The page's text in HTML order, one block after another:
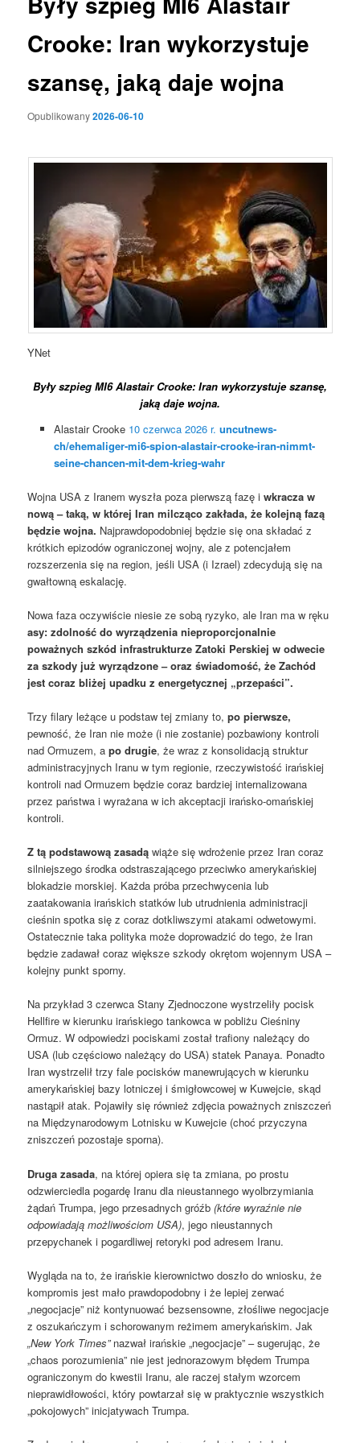
Crooke: Iran wykorzystuje
szansę, jaką daje wojna
Opublikowany2026-06-10
YNet
Były szpieg MI6 Alastair Crooke: Iran wykorzystuje szansę,
jaką daje wojna.
Alastair Crooke 10 czerwca 2026 r. uncutnews-
ch/ehemaliger-mi6-spion-alastair-crooke-iran-nimmt-
seine-chancen-mit-dem-krieg-wahr
Wojna USA z Iranem wyszła poza pierwszą fazę iwkracza w
nową – taką, w której Iran milcząco zakłada, że ​​kolejną fazą
będzie wojna. Najprawdopodobniej będzie się ona składać z
krótkich epizodów ograniczonej wojny, ale z potencjałem
rozszerzenia się na region, jeśli USA (i Izrael) zdecydują się na
gwałtowną eskalację.
Nowa faza oczywiście niesie ze sobą ryzyko, ale Iran ma w ręku
asy: zdolność do wyrządzenia nieproporcjonalnie
poważnych szkód infrastrukturze Zatoki Perskiej w odwecie
za szkody już wyrządzone – oraz świadomość, że Zachód
jest coraz bliżej upadku z energetycznej „przepaści”.
Trzy filary leżące u podstaw tej zmiany to,po pierwsze,
pewność, że Iran nie może (i nie zostanie) pozbawiony kontroli
nad Ormuzem, apo drugie, że wraz z konsolidacją struktur
administracyjnych Iranu w tym regionie, rzeczywistość irańskiej
kontroli nad Ormuzem będzie coraz bardziej internalizowana
przez państwa i wyrażana w ich akceptacji irańsko-omańskiej
kontroli.
Z tą podstawową zasadąwiąże się wdrożenie przez Iran coraz
silniejszego środka odstraszającego przeciwko amerykańskiej
blokadzie morskiej. Każda próba przechwycenia lub
zaatakowania irańskich statków lub utrudnienia administracji
cieśnin spotka się z coraz dotkliwszymi atakami odwetowymi.
Ostatecznie taka polityka może doprowadzić do tego, że Iran
będzie zadawał coraz większe szkody okrętom wojennym USA –
kolejny punkt sporny.
Na przykład 3 czerwca Stany Zjednoczone wystrzeliły pocisk
Hellfire w kierunku irańskiego tankowca w pobliżu Cieśniny
Ormuz. W odpowiedzi pociskami został trafiony należący do
USA (lub częściowo należący do USA) statek Panaya. Ponadto
Iran wystrzelił trzy fale pocisków manewrujących w kierunku
amerykańskiej bazy lotniczej i śmigłowcowej w Kuwejcie, skąd
nastąpił atak. Pojawiły się również zdjęcia poważnych zniszczeń
na Międzynarodowym Lotnisku w Kuwejcie (choć przyczyna
zniszczeń pozostaje sporna).
Druga zasada, na której opiera się ta zmiana, po prostu
odzwierciedla pogardę Iranu dla nieustannego wyolbrzymiania
żądań Trumpa, jego przesadnych gróźb(które wyraźnie nie
odpowiadają możliwościom USA), jego nieustannych
przepychanek i pogardliwej retoryki pod adresem Iranu.
Wygląda na to, że irańskie kierownictwo doszło do wniosku, że
kompromis jest mało prawdopodobny i że lepiej zerwać
„negocjacje” niż kontynuować bezsensowne, złośliwe negocjacje
z oszukańczym i schorowanym reżimem amerykańskim. Jak
„New York Times” nazwał irańskie „negocjacje” – sugerując, że
„chaos porozumienia” nie jest jednorazowym błędem Trumpa
ograniczonym do kwestii Iranu, ale raczej stałym wzorcem
nieprawidłowości, który powtarzał się w praktycznie wszystkich
„pokojowych” inicjatywach Trumpa.